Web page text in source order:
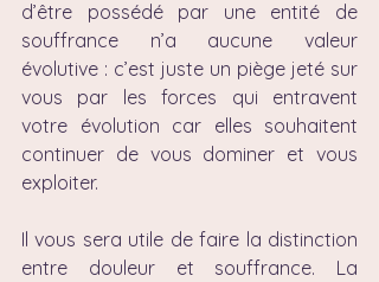
d’être possédé par une entité de
souffrance n’a aucune valeur
évolutive : c’est juste un piège jeté sur
vous par les forces qui entravent
votre évolution car elles souhaitent
continuer de vous dominer et vous
exploiter.
Il vous sera utile de faire la distinction
entre douleur et souffrance. La